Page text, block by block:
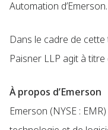
Automation d’Emerson.
Dans le cadre de
Paisner LLP agit à titre
À propos d’Emerson
Emerson (NYSE :